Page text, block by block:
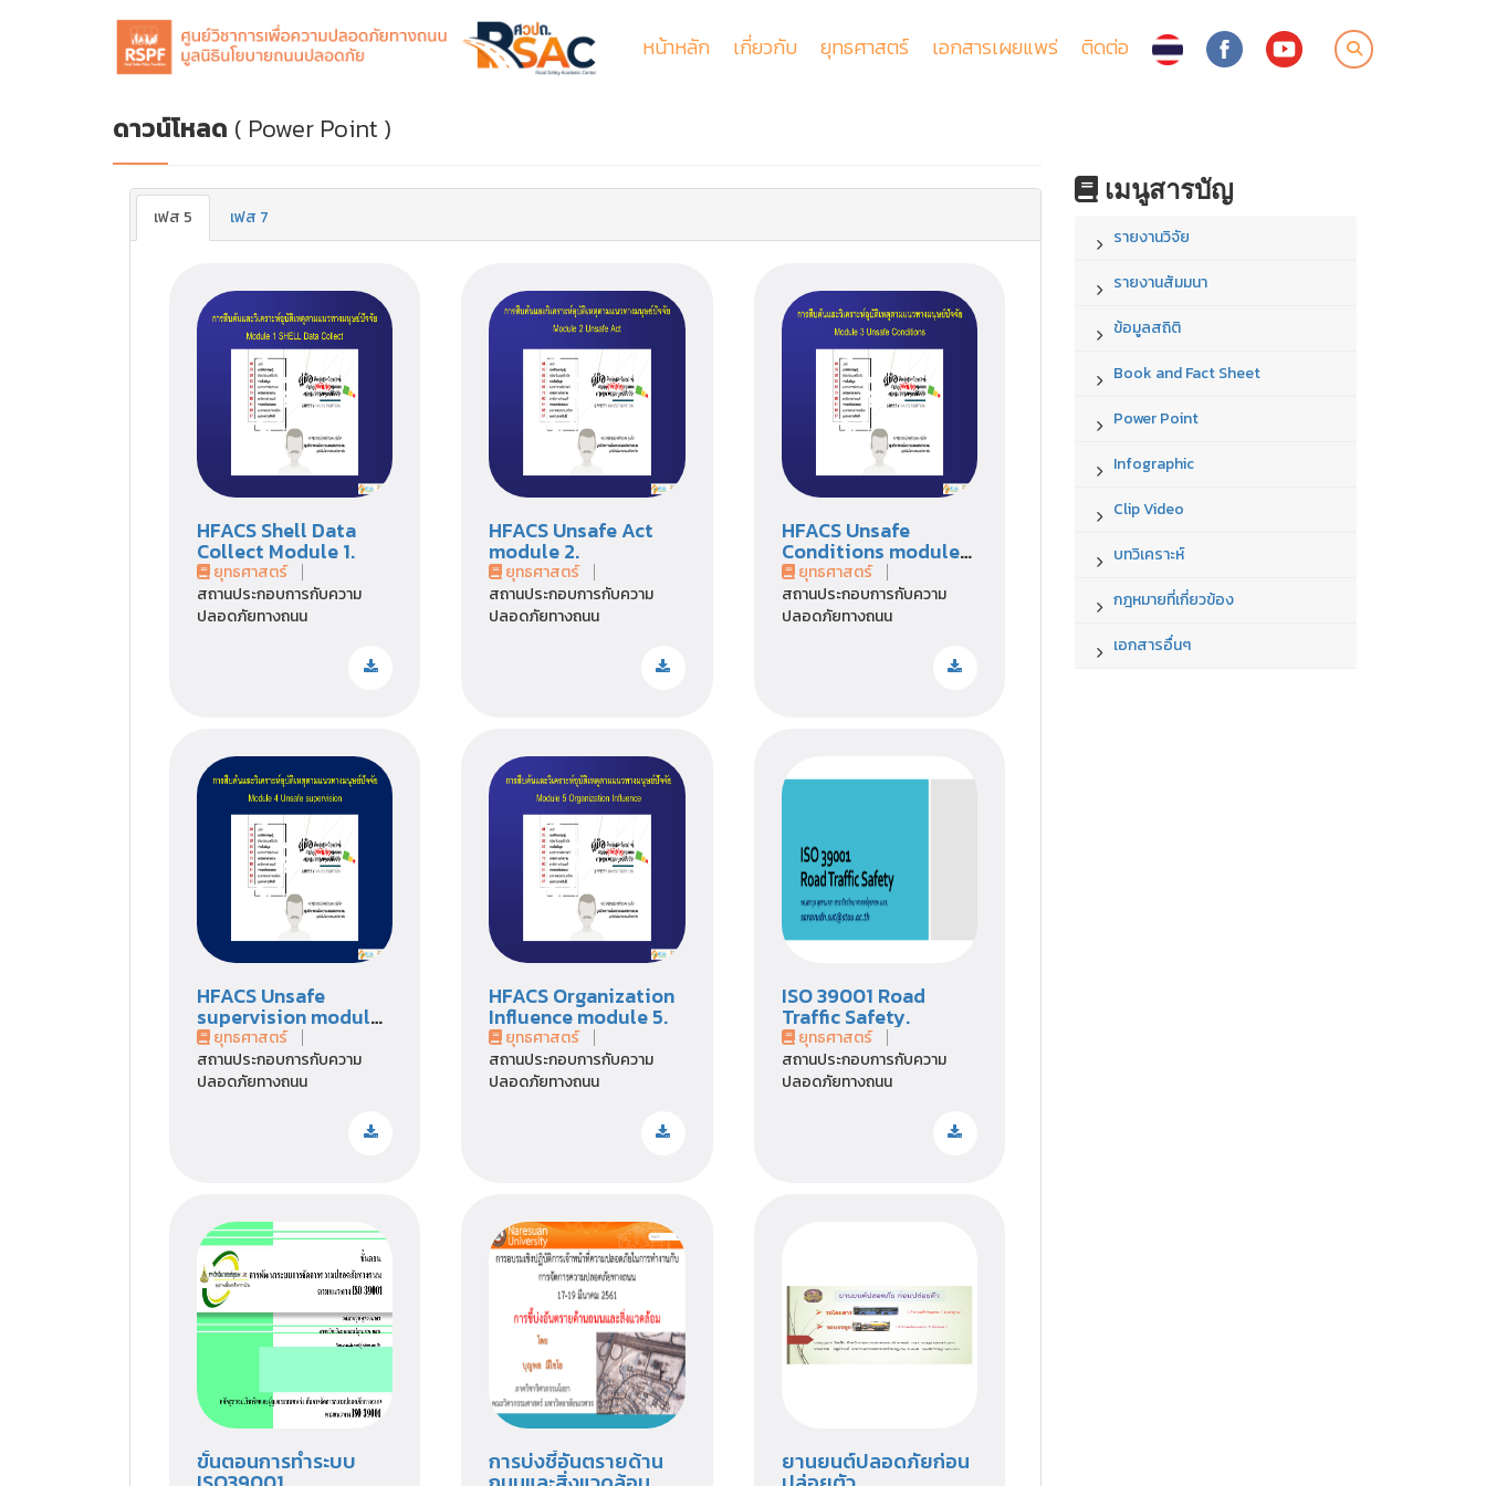
หน้าหลัก เกี่ยวกับ ยุทธศาสตร์ เอกสารเผยแพร่ ติดต่อ
ดาวน์โหลด ( Power Point )
เฟส 5 เฟส 7
HFACS Shell Data
Collect Module 1.
ยุทธศาสตร์
สถานประกอบการกับความ
ปลอดภัยทางถนน
HFACS Unsafe Act
module 2.
ยุทธศาสตร์
สถานประกอบการกับความ
ปลอดภัยทางถนน
HFACS Unsafe
Conditions module
3.ยุทธศาสตร์
สถานประกอบการกับความ
ปลอดภัยทางถนน
HFACS Unsafe
supervision module
4.ยุทธศาสตร์
สถานประกอบการกับความ
ปลอดภัยทางถนน
HFACS Organization
Influence module 5.
ยุทธศาสตร์
สถานประกอบการกับความ
ปลอดภัยทางถนน
ISO 39001 Road
Traffic Safety.
ยุทธศาสตร์
สถานประกอบการกับความ
ปลอดภัยทางถนน
ขั้นตอนการทำระบบ การบ่งชี้อันตรายด้าน ยานยนต์ปลอดภัยก่อน
เมนูสารบัญ
รายงานวิจัย
รายงานสัมมนา
ข้อมูลสถิติ
Book and Fact Sheet
Power Point
Infographic
Clip Video
บทวิเคราะห์
กฎหมายที่เกี่ยวข้อง
เอกสารอื่นๆ